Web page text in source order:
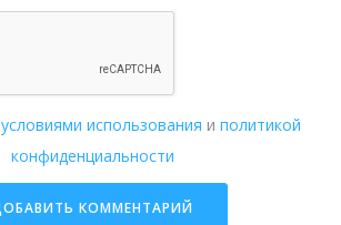
условиями использования и политикой
конфиденциальности